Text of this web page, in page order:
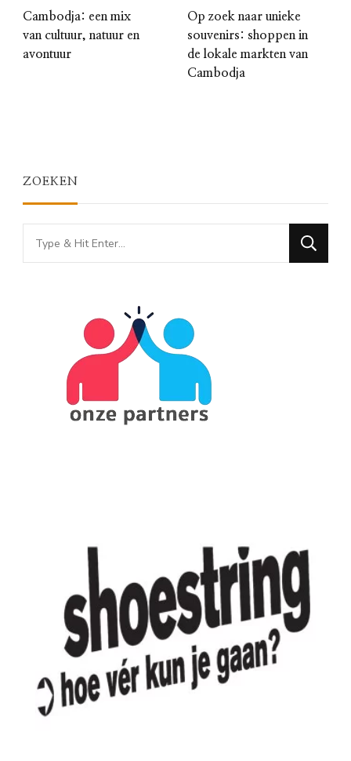
Cambodja: een mix
van cultuur, natuur en
avontuur
Op zoek naar unieke
souvenirs: shoppen in
de lokale markten van
Cambodja
ZOEKEN
Looking
for